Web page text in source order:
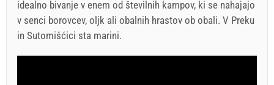
idealno bivanje v enem od številnih kampov, ki se nahajajo
v senci borovcev, oljk ali obalnih hrastov ob obali. V Preku
in Sutomišćici sta marini.